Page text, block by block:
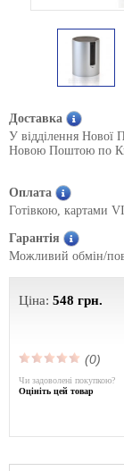
Доставка
У відділення Нової
Новою Поштою по
Оплата
Готівкою, картами
Гарантія
Можливий обмін/
Ціна: 548 грн.
(0)
Чи задоволені покупкою?
Оцініть цей товар